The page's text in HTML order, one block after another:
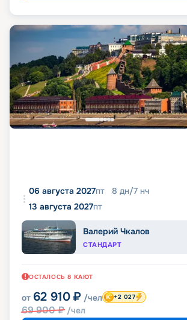
06 августа 2027пт 8 дн/7 нч
13 августа 2027пт
Валерий Чкалов
СТАНДАРТ
ОСТАЛОСЬ 8 КАЮТ
от 62 910 ₽ /чел
69 900₽ /чел
+2 027